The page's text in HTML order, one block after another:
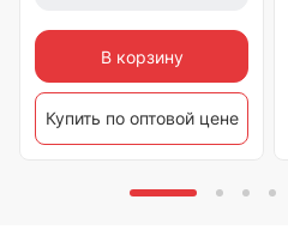
В корзину
Купить по оптовой цене